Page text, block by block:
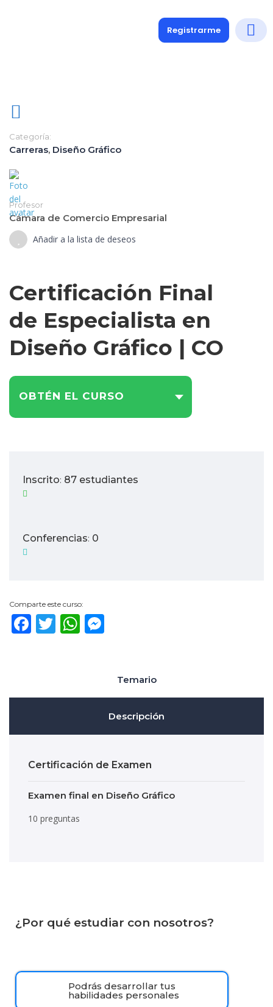
Registrarme
Categoría:
Carreras, Diseño Gráfico
Profesor
Cámara de Comercio Empresarial
Añadir a la lista de deseos
Certificación Final
de Especialista en
Diseño Gráfico | CO
OBTÉN EL CURSO
Inscrito: 87 estudiantes
Conferencias: 0
Comparte este curso:
Facebook
TwitterWhatsApp
Temario
Descripción
Certificación de Examen
Examen final en Diseño Gráfico
10 preguntas
¿Por qué estudiar con nosotros?
Podrás desarrollar tus
habilidades personales